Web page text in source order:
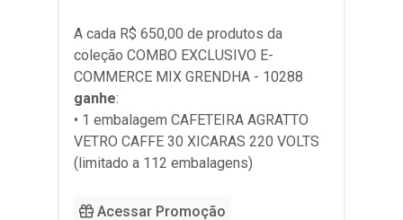
A cada R$ 650,00 de produtos da
coleção COMBO EXCLUSIVO E-
COMMERCE MIX GRENDHA - 10288
ganhe:
• 1 embalagem CAFETEIRA AGRATTO
VETRO CAFFE 30 XICARAS 220 VOLTS
(limitado a 112 embalagens)
Acessar Promoção